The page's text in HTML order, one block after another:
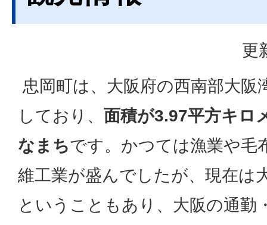
更
忠岡町は、大阪府の西南部大阪
しており、 面積が3.97平方キロ
なまちです。かつては漁業や毛
維工業が盛んでしたが、現在は
ということもあり、大阪の通勤